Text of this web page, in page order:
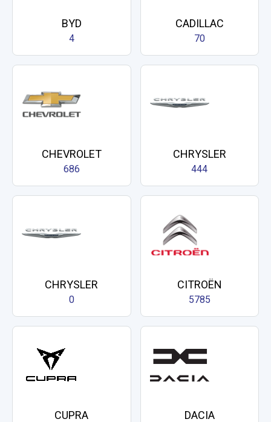
BYD
4
CADILLAC
70
CHEVROLET
686
CHRYSLER
444
CHRYSLER
0
CITROËN
5785
CUPRA DACIA